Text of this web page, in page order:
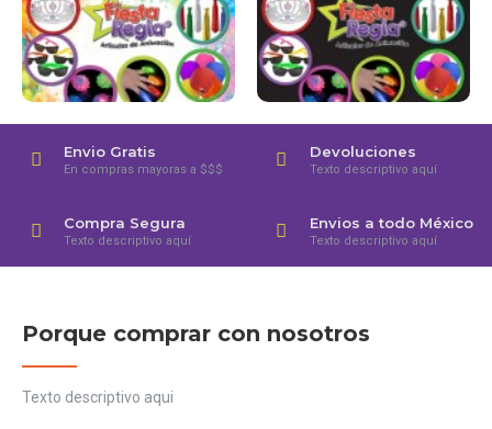
Envio Gratis
En compras mayoras a $$$
Devoluciones
Texto descriptivo aquí
Compra Segura
Texto descriptivo aquí
Envios a todo México
Texto descriptivo aquí
Porque comprar con nosotros
Texto descriptivo aqui